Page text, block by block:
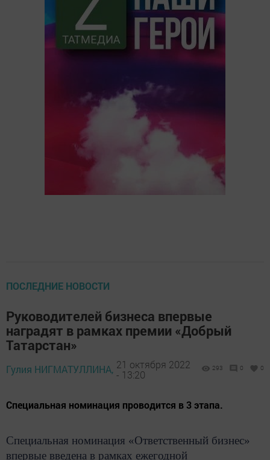
ПОСЛЕДНИЕ НОВОСТИ
Руководителей бизнеса впервые
наградят в рамках премии «Добрый
Татарстан»
Гулия НИГМАТУЛЛИНА, 21 октября 2022
- 13:20
293 0 0
Специальная номинация проводится в 3 этапа.
Специальная номинация «Ответственный бизнес»
впервые введена в рамках ежегодной